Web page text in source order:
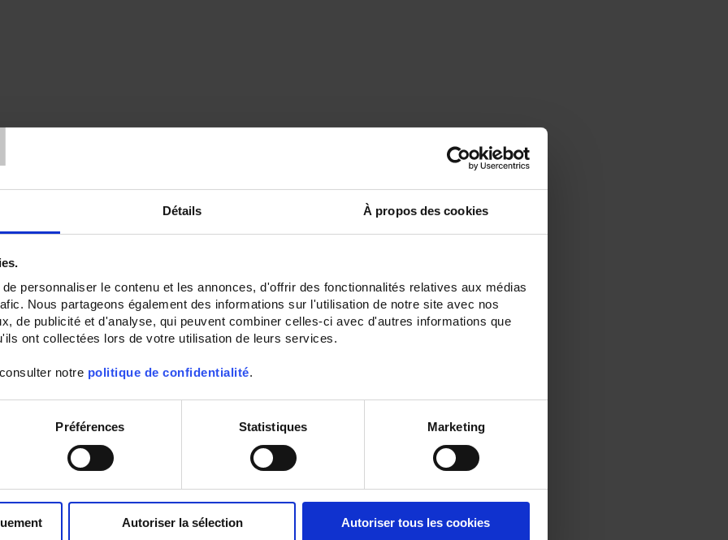
Détails À propos des cookies
personnaliser le contenu et les annonces, d'offrir des fonctionnalités relatives aux médias
Nous partageons également des informations sur l'utilisation de notre site avec nos
de publicité et d'analyse, qui peuvent combiner celles-ci avec d'autres informations que
ont collectées lors de votre utilisation de leurs services.
notre politique de confidentialité.
Préférences Statistiques Marketing
Autoriser la sélection Autoriser tous les cookies